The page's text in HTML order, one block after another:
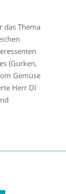
das Thema
(Gurken,
Gemüse
Herr DI